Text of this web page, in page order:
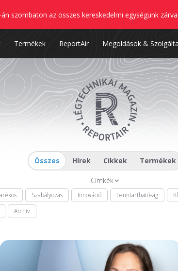
szombaton az összes kereskedelmi egységünk
Termékek ReportAir Megoldások &
Összes Hírek Cikkek Termékek
Címkék
Szabályozás Innováció Fenntarthatóság
Archív